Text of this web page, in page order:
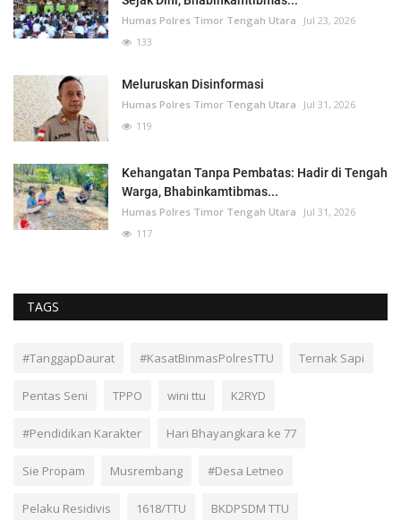
Humas Polres Timor Tengah Utara
Jul 23, 2026
133
Meluruskan Disinformasi
Humas Polres Timor Tengah Utara
Jul 31, 2026
119
Kehangatan Tanpa Pembatas: Hadir di Tengah
Warga, Bhabinkamtibmas...
Humas Polres Timor Tengah Utara
Jul 31, 2026
117
TAGS
#TanggapDaurat #KasatBinmasPolresTTU Ternak Sapi
Pentas Seni TPPO wini ttu K2RYD
#Pendidikan Karakter Hari Bhayangkara ke 77
Sie Propam Musrembang #Desa Letneo
Pelaku Residivis 1618/TTU BKDPSDM TTU